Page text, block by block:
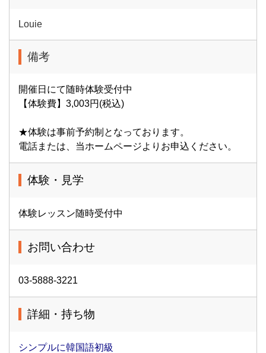
Louie
備考
開催日にて随時体験受付中
【体験費】3,003円(税込)
★体験は事前予約制となっております。
電話または、当ホームページよりお申込ください。
体験・見学
体験レッスン随時受付中
お問い合わせ
03-5888-3221
詳細・持ち物
シンプルに韓国語初級